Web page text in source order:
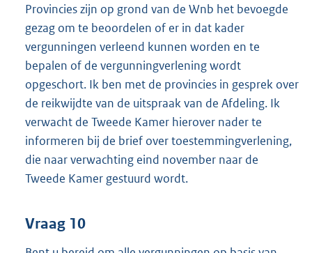
Provincies zijn op grond van de Wnb het bevoegde
gezag om te beoordelen of er in dat kader
vergunningen verleend kunnen worden en te
bepalen of de vergunningverlening wordt
opgeschort. Ik ben met de provincies in gesprek over
de reikwijdte van de uitspraak van de Afdeling. Ik
verwacht de Tweede Kamer hierover nader te
informeren bij de brief over toestemmingverlening,
die naar verwachting eind november naar de
Tweede Kamer gestuurd wordt.
Vraag 10